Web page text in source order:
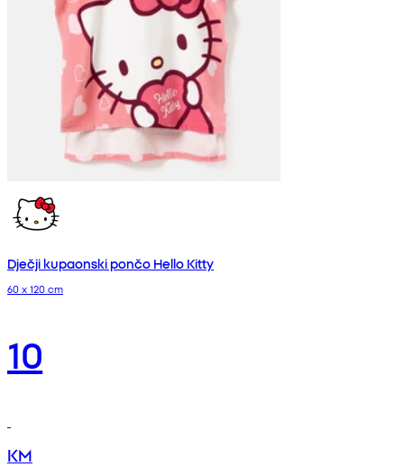
Dječji kupaonski pončo Hello Kitty
60 x 120 cm
10
KM